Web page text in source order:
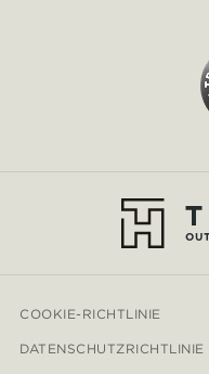
COOKIE-RICHTLINIE
DATENSCHUTZRICHTLINIE